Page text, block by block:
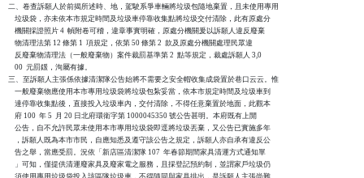
二、卷查訴願人於前揭所述時、地，駕駛系爭車輛將垃圾包隨地棄置，且未使用專用
    垃圾袋，亦未依本市規定時間及垃圾車停靠收集點將垃圾交付清除，此有原處分
    機關採證照片 4  幀附卷可稽，違章事實明確，原處分機關爰以訴願人違反廢棄
    物清理法第 12 條第 1  項規定，依第 50 條第 2  款及原處分機關處理民眾違
    反廢棄物清理法（一般廢棄物）案件裁罰基準第 2  點等規定，裁處訴願人 3,0
    00  元罰鍰，洵屬有據。
三、至訴願人主張係依據清潔隊公告始將不需要之安全帽收集成袋置於巷口云云。惟
    一般廢棄物應使用本市專用垃圾袋將垃圾包紮妥當，依本市規定時間及垃圾車到
    達停靠收集點後，直接投入垃圾車內，交付清除，不得任意棄置於地面，此觀本
    府 100  年 5  月 20 日北府環衛字第 1000045350 號公告甚明。本府既有上開
    公告，自不允許民眾未使用本市專用垃圾袋即逕將垃圾丟棄，又公告已實施多年
    ，訴願人既為本市市民，自應知悉及遵守該公告之規定，訴願人亦自承有違反公
    告之舉，當應受罰。況依「新店區清潔隊 107  年春節期間家具清運方式通知單
    」可知，僅提供清運廢家具及廢家電之服務，且採登記預約制，並謂家戶垃圾仍